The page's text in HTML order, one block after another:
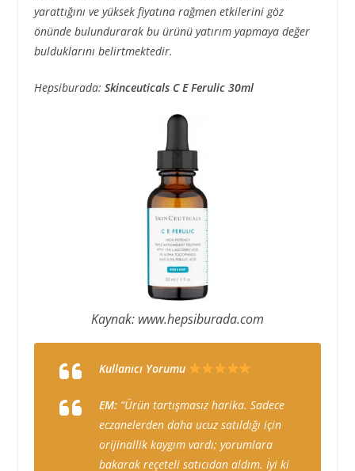
yarattığını ve yüksek fiyatına rağmen etkilerini göz
önünde bulundurarak bu ürünü yatırım yapmaya değer
bulduklarını belirtmektedir.
Hepsiburada: Skinceuticals C E Ferulic 30ml
Kaynak: www.hepsiburada.com
Kullanıcı Yorumu
EM:“Ürün tartışmasız harika. Sadece
eczanelerden daha ucuz satıldığı için
orijinallik kaygım vardı; yorumlara
bakarak reçeteli satıcıdan aldım. İyi ki